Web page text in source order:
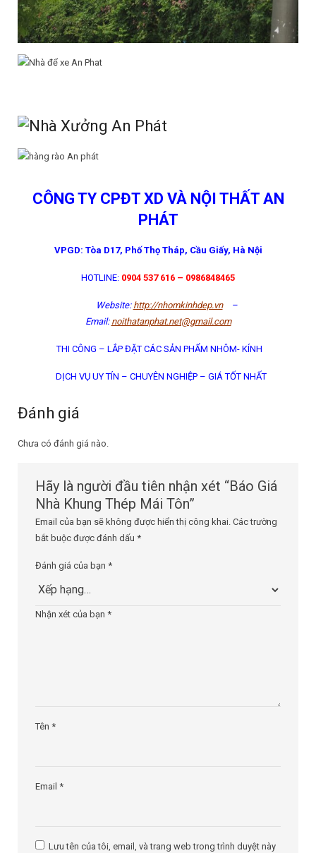
CÔNG TY CPĐT XD VÀ NỘI THẤT AN
PHÁT
VPGD: Tòa D17, Phố Thọ Tháp, Cầu Giấy, Hà Nội
HOTLINE: 0904 537 616 – 0986848465
Website: http://nhomkinhdep.vn–
Email: noithatanphat.net@gmail.com
THI CÔNG – LẮP ĐẶT CÁC SẢN PHẨM NHÔM- KÍNH
DỊCH VỤ UY TÍN – CHUYÊN NGHIỆP – GIÁ TỐT NHẤT
Đánh giá
Chưa có đánh giá nào.
Hãy là người đầu tiên nhận xét “Báo Giá
Nhà Khung Thép Mái Tôn”
Email của bạn sẽ không được hiển thị công khai. Các trường
bắt buộc được đánh dấu *
Đánh giá của bạn *
Nhận xét của bạn *
Tên *
Email *
Lưu tên của tôi, email, và trang web trong trình duyệt này